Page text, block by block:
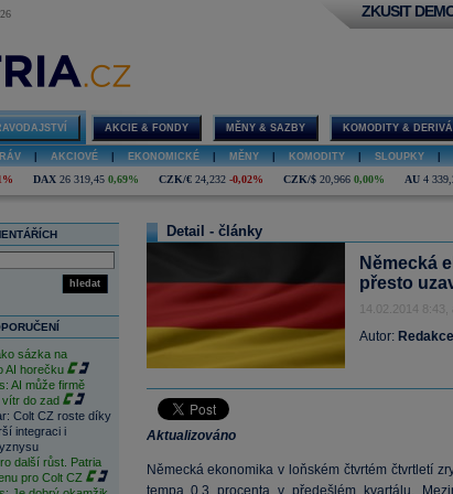
ZKUSIT
AKCIE & FONDY MĚNY & SAZBY KOMODITY &
AKCIOVÉ EKONOMICKÉ MĚNY KOMODITY SLOUPKY
DAX 26 319,45 0,69% CZK/€ 24,232 -0,02% CZK/$ 20,966 0,00% AU 4
hledat
sázka na
AI horečku
AI může firmě
do zad
Colt CZ roste díky
integraci i
další růst. Patria
pro Colt CZ
Detail - články
Německá
přesto
14.02.2014 8:43,
Autor: Redakce
Aktualizováno
Německá ekonomika v loňském čtvrtém čtvrtletí
tempa 0,3 procenta v předešlém kvartálu.